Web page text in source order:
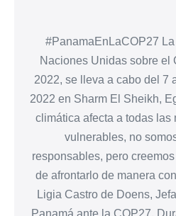
#PanamaEnLaCOP27
Naciones Unidas sobre el
2022, se lleva a cabo del 7
2022 en Sharm El Sheikh,
climática afecta a todas
vulnerables, no
responsables, pero
de afrontarlo de manera
Ligia Castro de Doens,
Panamá ante la COP27.